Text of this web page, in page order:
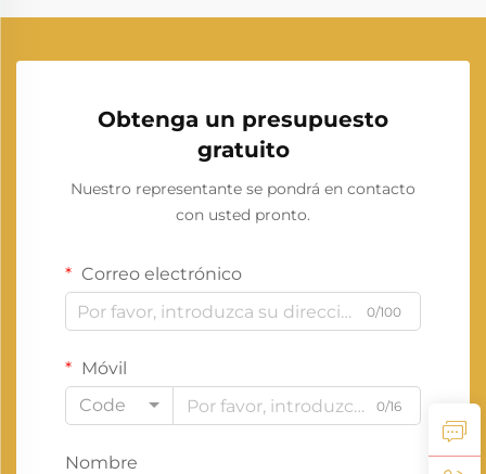
Obtenga un presupuesto
gratuito
Nuestro representante se pondrá en contacto
con usted pronto.
Correo electrónico
0/100
Móvil
Code
0/16
Nombre